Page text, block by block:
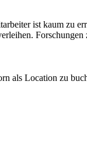
ist kaum zu
Forschungen
als Location zu